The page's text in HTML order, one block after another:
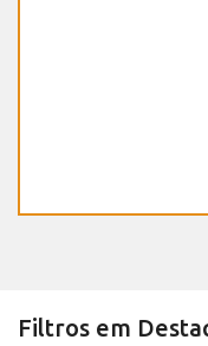
Filtros em